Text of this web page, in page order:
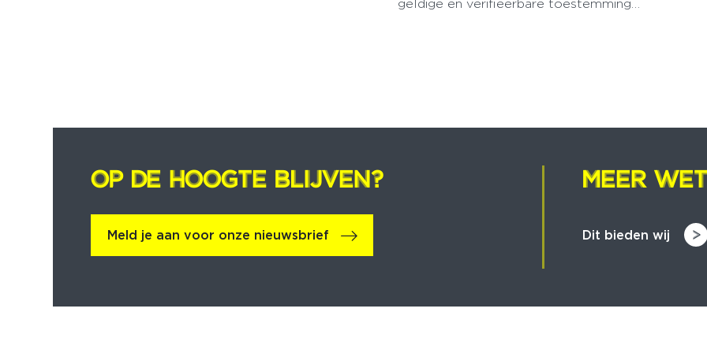
geldige en verifieerbare toestemming…
OP DE HOOGTE BLIJVEN?
OP DE HOOGTE BLIJVEN?
Meld je aan voor onze nieuwsbrief
MEER
MEER
Dit bieden wij